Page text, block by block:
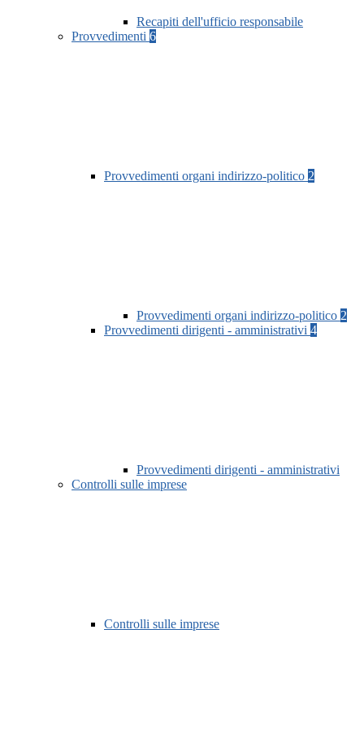
Recapiti dell'ufficio responsabile
Provvedimenti 6
Provvedimenti organi indirizzo-politico 2
Provvedimenti organi indirizzo-politico 2
Provvedimenti dirigenti - amministrativi 4
Provvedimenti dirigenti - amministrativi
Controlli sulle imprese
Controlli sulle imprese